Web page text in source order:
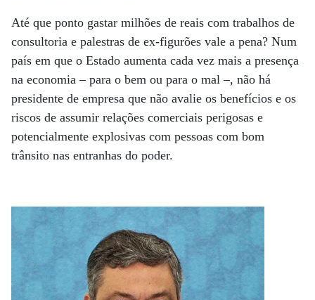
Até que ponto gastar milhões de reais com trabalhos de
consultoria e palestras de ex-figurões vale a pena? Num
país em que o Estado aumenta cada vez mais a presença
na economia – para o bem ou para o mal –, não há
presidente de empresa que não avalie os benefícios e os
riscos de assumir relações comerciais perigosas e
potencialmente explosivas com pessoas com bom
trânsito nas entranhas do poder.